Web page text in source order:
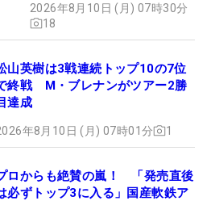
2026年8月10日 (月) 07時30分
18
山英樹は3戦連続トップ10の7位
終戦 M・ブレナンがツアー2勝
達成
年8月10日 (月) 07時01分 1
ロからも絶賛の嵐！ 「発売直後
必ずトップ3に入る」国産軟鉄ア